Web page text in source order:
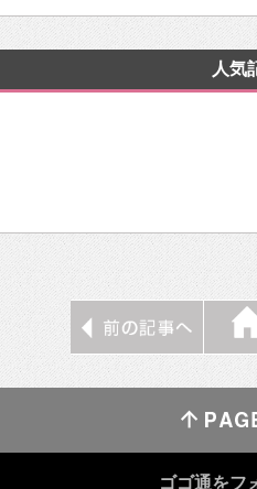
人気
ゴゴ通をフ